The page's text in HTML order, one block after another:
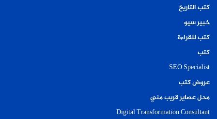
كتب التاريخ
خبير سيو
كتب للقراءة
كتب
SEO Specialist
عروض كتب
محل عصاير قريب مني
Digital Transformation Consultant